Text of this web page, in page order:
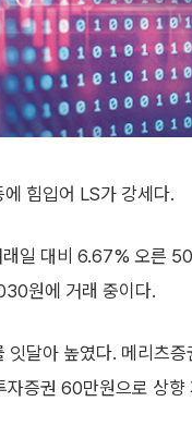
힘입어 LS가 강세다.
래일 대비 6.67% 오른
원에 거래 중이다.
잇달아 높였다. 메리츠
자증권 60만원으로 상향